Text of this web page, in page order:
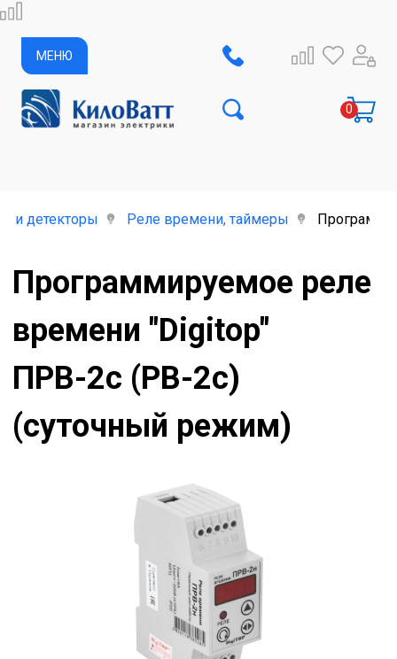
МЕНЮ
и детекторы Реле времени, таймеры
Программируемое реле
времени "Digitop"
ПРВ-2с (РВ-2с)
(суточный режим)